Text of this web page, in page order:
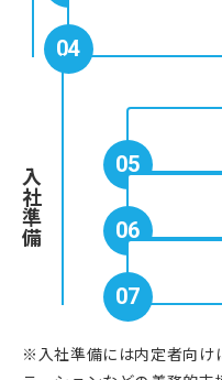
04
入社準備
05
06
07
※入社準備には内定者向け